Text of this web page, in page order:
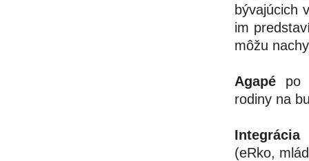
bývajúcich
im
môžu
Agapé po
rodiny na
(eRko,